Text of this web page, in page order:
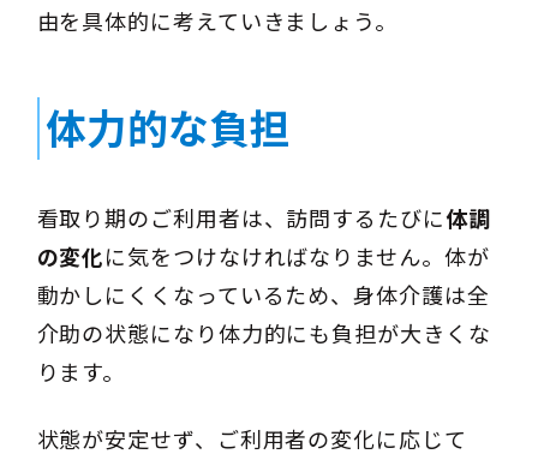
由を具体的に考えていきましょう。
体力的な負担
看取り期のご利用者は、訪問するたびに体調
の変化に気をつけなければなりません。体が
動かしにくくなっているため、身体介護は全
介助の状態になり体力的にも負担が大きくな
ります。
状態が安定せず、ご利用者の変化に応じて